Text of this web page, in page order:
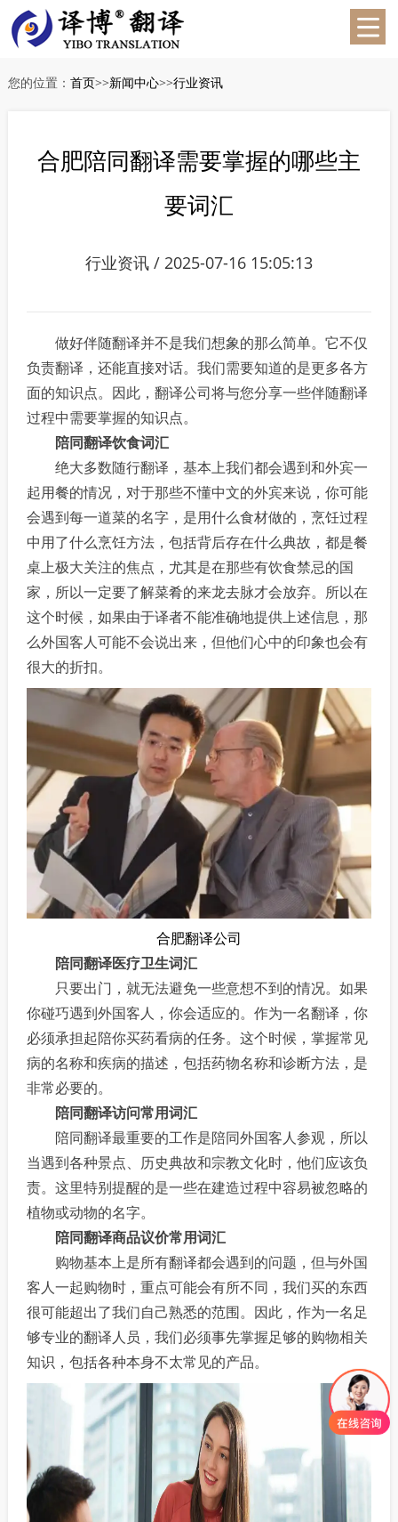
您的位置： 首页>>新闻中心>>行业资讯
合肥陪同翻译需要掌握的哪些主
要词汇
行业资讯 / 2025-07-16 15:05:13
做好伴随翻译并不是我们想象的那么简单。它不仅
负责翻译，还能直接对话。我们需要知道的是更多各方
面的知识点。因此，翻译公司将与您分享一些伴随翻译
过程中需要掌握的知识点。
陪同翻译饮食词汇
绝大多数随行翻译，基本上我们都会遇到和外宾一
起用餐的情况，对于那些不懂中文的外宾来说，你可能
会遇到每一道菜的名字，是用什么食材做的，烹饪过程
中用了什么烹饪方法，包括背后存在什么典故，都是餐
桌上极大关注的焦点，尤其是在那些有饮食禁忌的国
家，所以一定要了解菜肴的来龙去脉才会放弃。所以在
这个时候，如果由于译者不能准确地提供上述信息，那
么外国客人可能不会说出来，但他们心中的印象也会有
很大的折扣。
合肥翻译公司
陪同翻译医疗卫生词汇
只要出门，就无法避免一些意想不到的情况。如果
你碰巧遇到外国客人，你会适应的。作为一名翻译，你
必须承担起陪你买药看病的任务。这个时候，掌握常见
病的名称和疾病的描述，包括药物名称和诊断方法，是
非常必要的。
陪同翻译访问常用词汇
陪同翻译最重要的工作是陪同外国客人参观，所以
当遇到各种景点、历史典故和宗教文化时，他们应该负
责。这里特别提醒的是一些在建造过程中容易被忽略的
植物或动物的名字。
陪同翻译商品议价常用词汇
购物基本上是所有翻译都会遇到的问题，但与外国
客人一起购物时，重点可能会有所不同，我们买的东西
很可能超出了我们自己熟悉的范围。因此，作为一名足
够专业的翻译人员，我们必须事先掌握足够的购物相关
知识，包括各种本身不太常见的产品。